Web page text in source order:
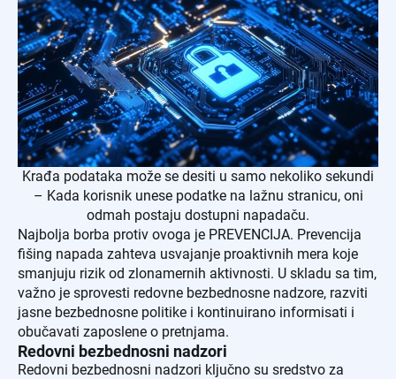
Krađa podataka može se desiti u samo nekoliko sekundi
– Kada korisnik unese podatke na lažnu stranicu, oni
odmah postaju dostupni napadaču.
Najbolja borba protiv ovoga je PREVENCIJA. Prevencija
fišing napada zahteva usvajanje proaktivnih mera koje
smanjuju rizik od zlonamernih aktivnosti. U skladu sa tim,
važno je sprovesti redovne bezbednosne nadzore, razviti
jasne bezbednosne politike i kontinuirano informisati i
obučavati zaposlene o pretnjama.
Redovni bezbednosni nadzori
Redovni bezbednosni nadzori ključno su sredstvo za